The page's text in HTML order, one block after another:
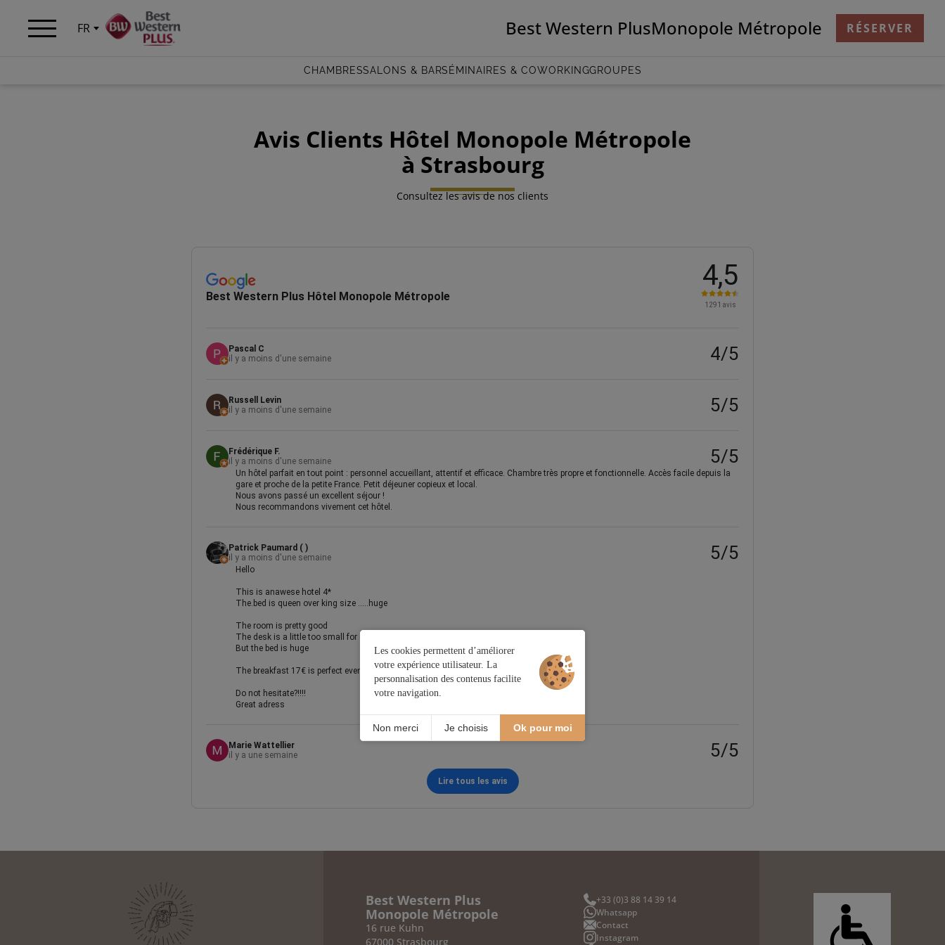
FR Best Western PlusMonopole Métropole RÉSERVER
CHAMBRESSALONS & BARSÉMINAIRES & COWORKINGGROUPES
Avis Clients Hôtel Monopole Métropole
à Strasbourg
Consultez les avis de nos clients
Best Western Plus Hôtel Monopole Métropole
4,5
1291 avis
Pascal C
il y a moins d'une semaine
4/5
Russell Levin
il y a moins d'une semaine
5/5
Frédérique F.
il y a moins d'une semaine
5/5
Un hôtel parfait en tout point : personnel accueillant, attentif et efficace. Chambre très propre et fonctionnelle. Accès facile depuis la
gare et proche de la petite France. Petit déjeuner copieux et local.
Nous avons passé un excellent séjour !
Nous recommandons vivement cet hôtel.
Patrick Paumard ( )
il y a moins d'une semaine
5/5
Hello
This is anawese hotel 4*
The.bed is queen over king size .....huge
The room is pretty good
The desk is a little too small for computer
But the bed is huge
The breakfast 17€ is perfect even for gluten free
Do not hesitate?!!!!
Great adress
Marie Wattellier
il y a une semaine
5/5
Lire tous les avis
Best Western Plus
Monopole Métropole
16 rue Kuhn
67000 Strasbourg
+33 (0)3 88 14 39 14
Whatsapp
Contact
Instagram
Panneau de gestion des cookies
Les cookies permettent d’améliorer
votre expérience utilisateur. La
personnalisation des contenus facilite
votre navigation.
Ok pour moi
Non merci Je choisis